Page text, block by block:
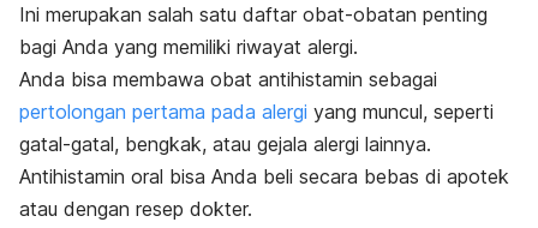
Ini merupakan salah satu daftar obat-obatan penting
bagi Anda yang memiliki riwayat alergi.
Anda bisa membawa obat antihistamin sebagai
pertolongan pertama pada alergi yang muncul, seperti
gatal-gatal, bengkak, atau gejala alergi lainnya.
Antihistamin oral bisa Anda beli secara bebas di apotek
atau dengan resep dokter.